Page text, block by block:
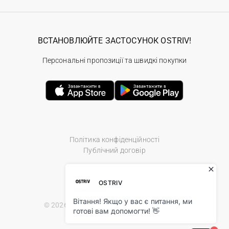
Політика конфіденційності
Публічний договір
© 2026 Ostriv.ua Store. All Rights Reserved.
ВСТАНОВЛЮЙТЕ ЗАСТОСУНОК OSTRIV!
Персональні пропозиції та швидкі покупки